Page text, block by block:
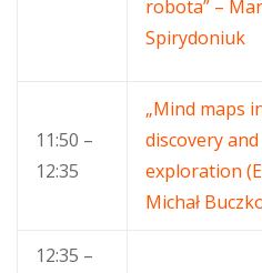
robota” –
Spirydoniuk
11:50 –
12:35
„Mind maps
discovery and
exploration
Michał
12:35 –